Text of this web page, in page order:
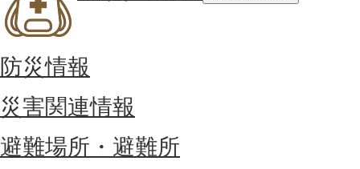
防災情報
災害関連情報
避難場所・避難所